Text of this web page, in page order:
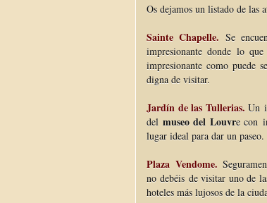
Os dejamos un listado de las
Sainte Chapelle. Se
impresionante donde lo
impresionante como puede
digna de visitar.
Jardín de las Tullerias. Un
del museo del Louvre con
lugar ideal para dar un paseo.
Plaza Vendome.
no debéis de visitar uno de
hoteles más lujosos de la